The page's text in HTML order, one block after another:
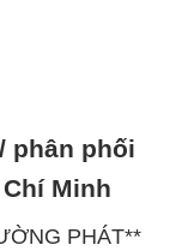
phân phối
Minh
PHÁT**